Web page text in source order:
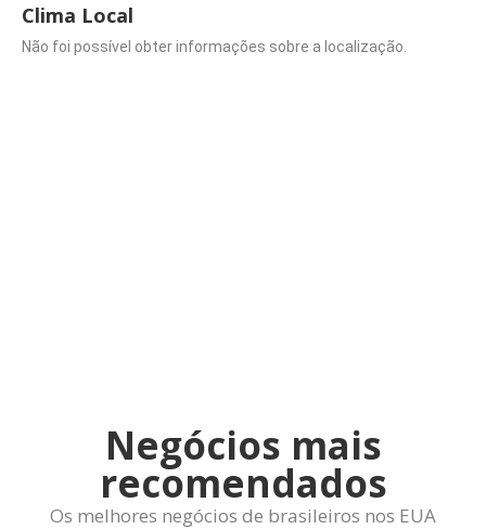
Clima Local
Não foi possível obter informações sobre a localização.
Negócios mais
recomendados
Os melhores negócios de brasileiros nos EUA